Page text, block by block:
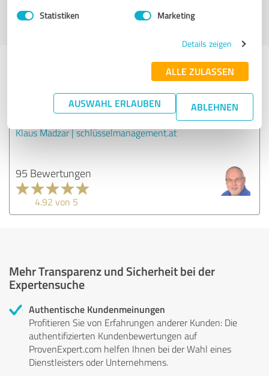
Statistiken Marketing
Details zeigen
ALLE ZULASSEN
AUSWAHL ERLAUBEN ABLEHNEN
Profil aktiv seit 02.02.2022 | Letzte Aktualisierung: 15.07.2024
Erfahrungen zu weiteren
Anbietern aus dem Bereich
Onlineshops
Klaus Madzar | schlüsselmanagement.at
95 Bewertungen
4.92 von 5
Mehr Transparenz und Sicherheit bei der
Expertensuche
Authentische Kundenmeinungen
Profitieren Sie von Erfahrungen anderer Kunden: Die
authentifizierten Kundenbewertungen auf
ProvenExpert.com helfen Ihnen bei der Wahl eines
Dienstleisters oder Unternehmens.